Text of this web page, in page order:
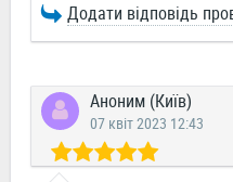
Додати відповідь
Аноним (Київ)
07 квіт 2023 12:43